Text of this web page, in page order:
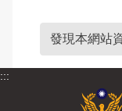
發現本網站
:::